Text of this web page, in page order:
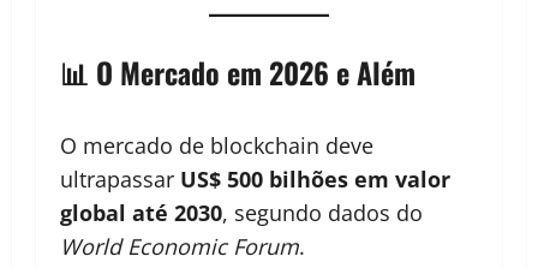
📊 O Mercado em 2026 e Além
O mercado de blockchain deve
ultrapassar US$ 500 bilhões em valor
global até 2030, segundo dados do
World Economic Forum.